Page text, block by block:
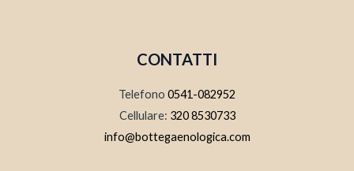
CONTATTI
Telefono 0541-082952
Cellulare: 320 8530733
info@bottegaenologica.com